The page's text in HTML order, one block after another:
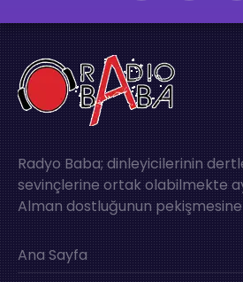
Radyo Baba; dinleyicilerinin
sevinçlerine ortak olabilmekte
Alman dostluğunun
Ana Sayfa